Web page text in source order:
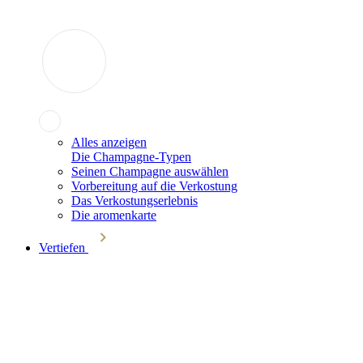
Alles anzeigen
Die Champagne-Typen
Seinen Champagne auswählen
Vorbereitung auf die Verkostung
Das Verkostungserlebnis
Die aromenkarte
Vertiefen